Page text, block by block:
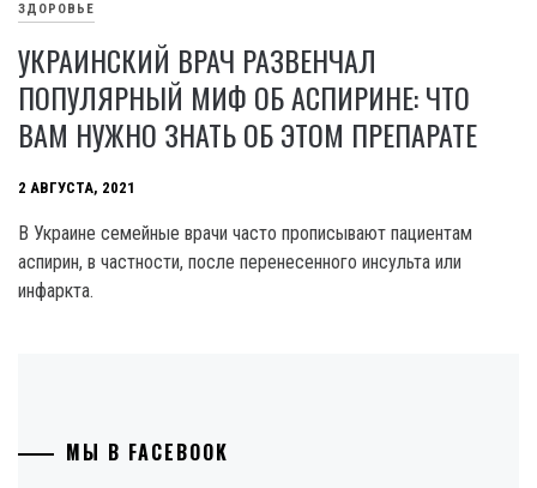
ЗДОРОВЬЕ
УКРАИНСКИЙ ВРАЧ РАЗВЕНЧАЛ
ПОПУЛЯРНЫЙ МИФ ОБ АСПИРИНЕ: ЧТО
ВАМ НУЖНО ЗНАТЬ ОБ ЭТОМ ПРЕПАРАТЕ
2 АВГУСТА, 2021
В Украине семейные врачи часто прописывают пациентам
аспирин, в частности, после перенесенного инсульта или
инфаркта.
МЫ В FACEBOOK